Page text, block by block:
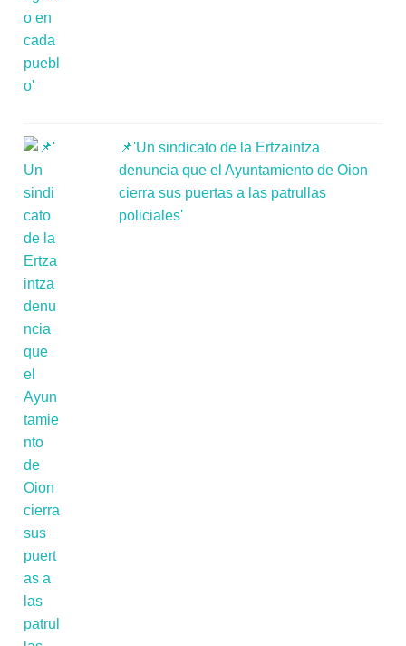
📌'Un sindicato de la Ertzaintza
denuncia que el Ayuntamiento de Oion
cierra sus puertas a las patrullas
policiales'